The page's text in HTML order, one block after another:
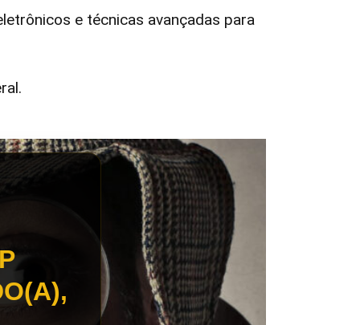
e técnicas avançadas para